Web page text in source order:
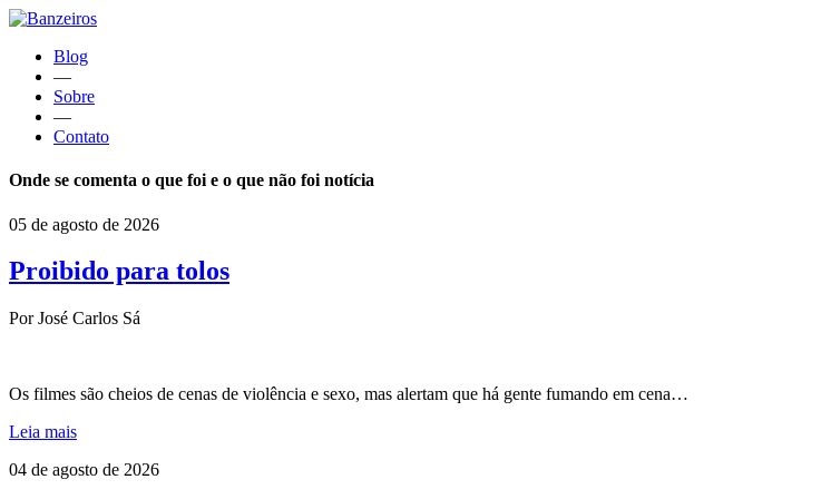
Blog
—
Sobre
—
Contato
Onde se comenta o que foi e o que não foi notícia
05 de agosto de 2026
Proibido para tolos
Por José Carlos Sá
Os filmes são cheios de cenas de violência e sexo, mas alertam que há gente fumando em cena…
Leia mais
04 de agosto de 2026